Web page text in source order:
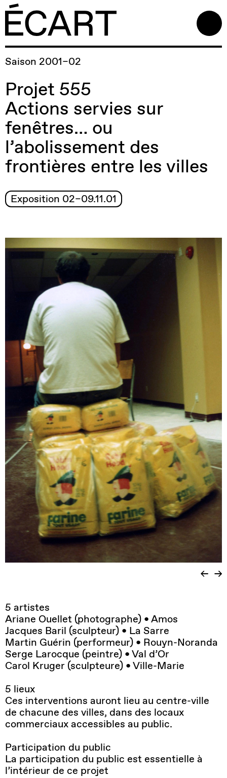
Saison 2001–02
Projet 555
Actions servies sur
fenêtres… ou
l’abolissement des
frontières entre les villes
Exposition 02–09.11.01
5 artistes
Ariane Ouellet (photographe) • Amos
Jacques Baril (sculpteur) • La Sarre
Martin Guérin (performeur) • Rouyn-Noranda
Serge Larocque (peintre) • Val d’Or
Carol Kruger (sculpteure) • Ville-Marie
5 lieux
Ces interventions auront lieu au centre-ville
de chacune des villes, dans des locaux
commerciaux accessibles au public.
Participation du public
La participation du public est essentielle à
l’intérieur de ce projet